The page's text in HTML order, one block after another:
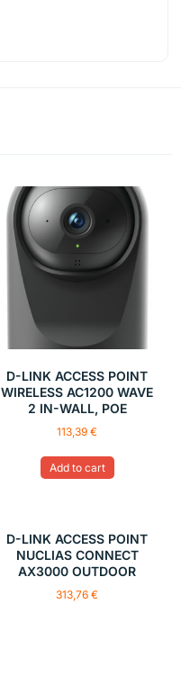
D-LINK ACCESS POINT
WIRELESS AC1200 WAVE
2 IN-WALL, POE
113,39€
Add to cart
D-LINK ACCESS POINT
NUCLIAS CONNECT
AX3000 OUTDOOR
313,76€